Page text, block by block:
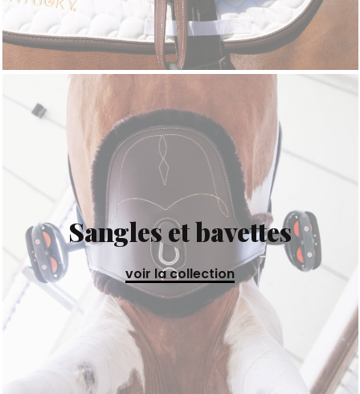
Sangles et bavettes
voir la collection